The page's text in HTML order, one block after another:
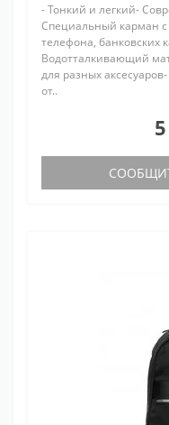
- Тонкий и легкий-
Специальный карман с
телефона, банковских
Водотталкивающий
для разных
от..